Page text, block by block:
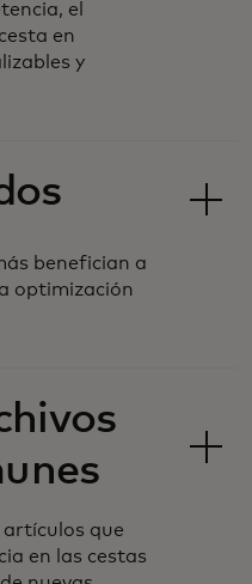
el
en
y
benefician a
optimización
artículos que
en las cestas